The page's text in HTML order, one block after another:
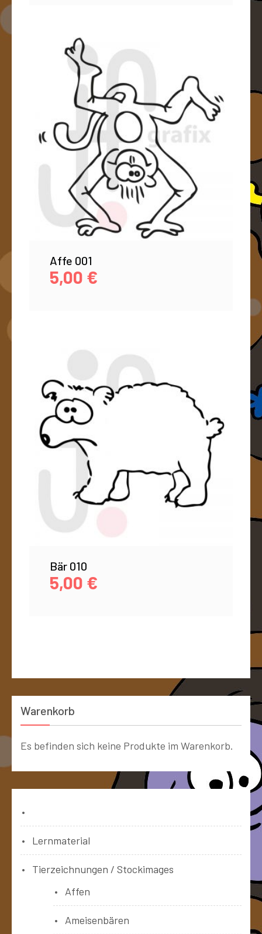
Affe 001
5,00 €
Bär 010
5,00 €
Warenkorb
Es befinden sich keine Produkte im Warenkorb.
Lernmaterial
Tierzeichnungen / Stockimages
Affen
Ameisenbären